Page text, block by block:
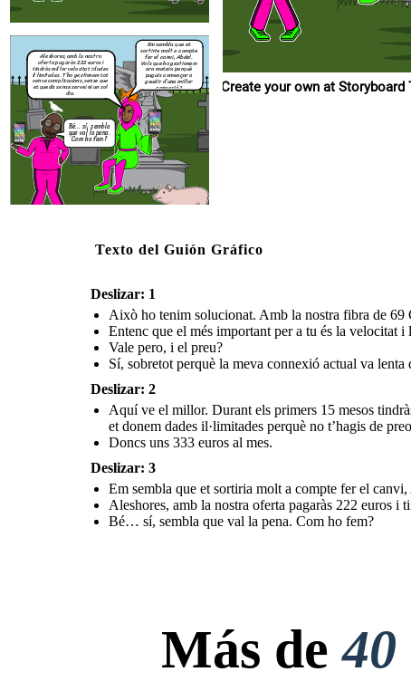
Bé… sí, sembla
que val la pena.
Com ho fem?
Aleshores, amb la nostra
oferta pagaràs 222 euros i
tindràs millor velocitat i dades
il·limitades. T’ho gestionem tot
sense complicacions, sense que
et quedis sense servei ni un sol
dia.
Em sembla que et
sortiria molt a compte
fer el canvi, Abdel.
Vols que ho gestionem
ara mateix perquè
puguis començar a
gaudir d’una millor
connexió? Create your own at Storyboard
Texto del Guión Gráfico
Deslizar: 1
Això ho tenim solucionat. Amb la nostra fibra de 69
Entenc que el més important per a tu és la velocitat i
Vale pero, i el preu?
Sí, sobretot perquè la meva connexió actual va
Deslizar: 2
Aquí ve el millor. Durant els primers 15 mesos
et donem dades il·limitades perquè no t’hagis de
Doncs uns 333 euros al mes.
Deslizar: 3
Em sembla que et sortiria molt a compte fer el
Aleshores, amb la nostra oferta pagaràs 222 euros i
Bé… sí, sembla que val la pena. Com ho fem?
Más de